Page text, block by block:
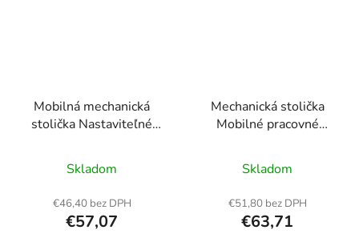
Mobilná mechanická
stolička Nastaviteľné
Nosnosť 300 lb s
kolieskami
Skladom
€46,40 bez DPH
€57,07
Mechanická stolička
Mobilné pracovné
Nákladné
sedadlo/podlahová
stolička s kolieskami
Skladom
€51,80 bez DPH
€63,71